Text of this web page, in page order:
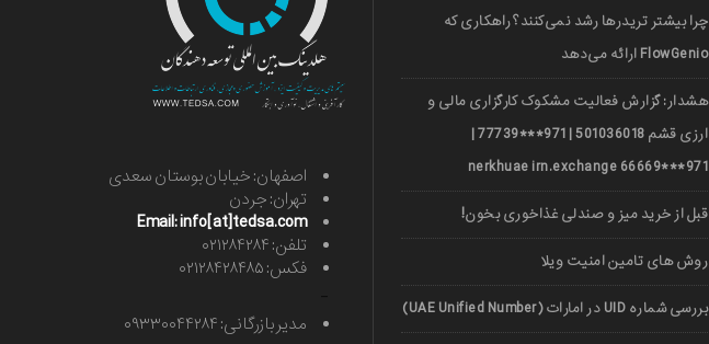
اصفهان: خیابان بوستان سعدی
تهران: جردن
Email: info[at]tedsa.com
تلفن: ۰۲۱۲۸۴۲۸۴
فکس: ۰۲۱۲۸۴۲۸۴۸۵
مدیر بازرگانی: ۰۹۳۳۰۰۴۴۲۸۴
چرا بیشتر تریدرها رشد نمی‌کنند؟ راهکاری که
FlowGenio ارائه می‌دهد
هشدار: گزارش فعالیت مشکوک کارگزاری مالی و
ارزی قشم 501036018 | 971***77739 |
971***66669 nerkhuae irn.exchange
قبل از خرید میز و صندلی غذاخوری بخون!
روش های تامین امنیت ویلا
بررسی شماره UID در امارات (UAE Unified Number)